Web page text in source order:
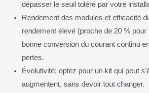
dépasser le seuil toléré par votre
Rendement des modules et efficacité
rendement élevé (proche de 20 %
bonne conversion du courant continu
pertes.
Évolutivité: optez pour un kit qui peut
augmentent, sans devoir tout changer.